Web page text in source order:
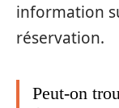
information
réservation.
Peut-on